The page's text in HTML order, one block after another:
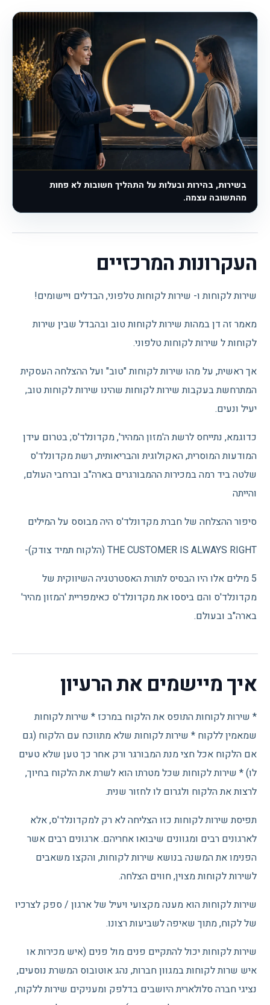
בשירות, בהירות ובעלות על התהליך חשובות לא פחות
מהתשובה עצמה.
העקרונות המרכזיים
שירות לקוחות ו- שירות לקוחות טלפוני, הבדלים ויישומים!
מאמר זה דן במהות שירות לקוחות טוב ובהבדל שבין שירות
לקוחות ל שירות לקוחות טלפוני.
אך ראשית, על מהו שירות לקוחות "טוב" ועל ההצלחה העסקית
המתרחשת בעקבות שירות לקוחות שהינו שירות לקוחות טוב,
יעיל ונעים.
כדוגמא, נתייחס לרשת ה'מזון המהיר', מקדונלד'ס; בטרום עידן
המודעות המוסרית, האקולוגית והבריאותית, רשת מקדונלד'ס
שלטה ביד רמה במכירות ההמבורגרים בארה"ב וברחבי העולם,
והייתה
סיפור ההצלחה של חברת מקדונלד'ס היה מבוסס על המילים
THE CUSTOMER IS ALWAYS RIGHT (הלקוח תמיד צודק)-
5 מילים אלו היו הבסיס לתורת האסטרטגיה השיווקית של
מקדונלד'ס והם ביססו את מקדונלד'ס כאימפריית 'המזון מהיר'
בארה"ב ובעולם.
איך מיישמים את הרעיון
* שירות לקוחות התופס את הלקוח במרכז * שירות לקוחות
שמאמין ללקוח * שירות לקוחות שלא מתווכח עם הלקוח (גם
אם הלקוח אכל חצי מנת המבורגר ורק אחר כך טען שלא טעים
לו) * שירות לקוחות שכל מטרתו הוא לשרת את הלקוח בחיוך,
לרצות את הלקוח ולגרום לו לחזור שנית.
תפיסת שירות לקוחות כזו הצליחה לא רק למקדונלד'ס, אלא
לארגונים רבים ומגוונים שיבואו אחריהם. ארגונים רבים אשר
הפנימו את המשנה בנושא שירות לקוחות, והקצו משאבים
לשירות לקוחות מצוין, חווים הצלחה.
שירות לקוחות הוא מענה מקצועי ויעיל של ארגון / ספק לצרכיו
של לקוח, מתוך שאיפה לשביעות רצונו.
שירות לקוחות יכול להתקיים פנים מול פנים (איש מכירות או
איש שרות לקוחות במגוון חברות, נהג אוטובוס המשרת נוסעים,
נציגי חברה סלולארית היושבים בדלפק ומעניקים שירות ללקוח,